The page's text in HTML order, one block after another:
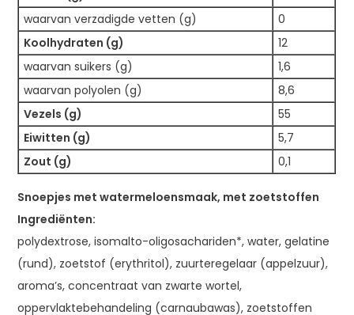
waarvan verzadigde vetten (g)
0
Koolhydraten (g)
12
waarvan suikers (g)
1,6
waarvan polyolen (g)
8,6
Vezels (g)
55
Eiwitten (g)
5,7
Zout (g)
0,1
Snoepjes met watermeloensmaak, met zoetstoffen
Ingrediënten:
polydextrose, isomalto-oligosachariden*, water, gelatine
(rund), zoetstof (erythritol), zuurteregelaar (appelzuur),
aroma’s, concentraat van zwarte wortel,
oppervlaktebehandeling (carnaubawas), zoetstoffen